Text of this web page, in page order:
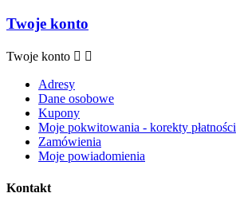
Twoje konto
Twoje konto  
Adresy
Dane osobowe
Kupony
Moje pokwitowania - korekty płatności
Zamówienia
Moje powiadomienia
Kontakt